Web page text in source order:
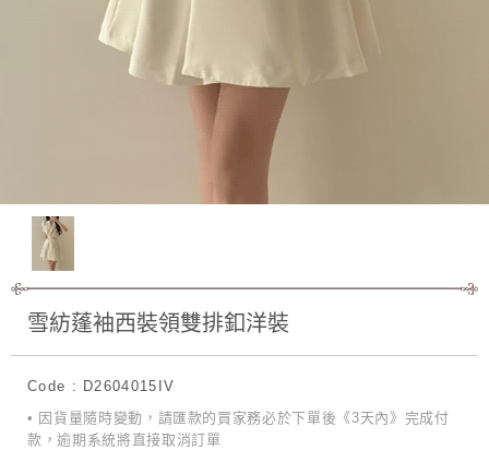
雪紡蓬袖西裝領雙排釦洋裝
Code : D2604015IV
• 因貨量隨時變動，請匯款的買家務必於下單後《3天內》完成付
款，逾期系統將直接取消訂單